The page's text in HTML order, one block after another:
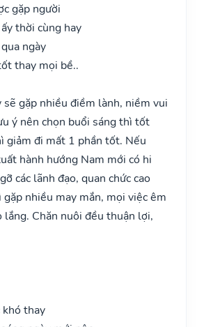
gặp người
thời cùng hay
ngày
thay mọi bề..
sẽ gặp nhiều điềm lành, niềm vui
ý nên chọn buổi sáng thì tốt
giảm đi mất 1 phần tốt. Nếu
hành hướng Nam mới có hi
các lãnh đạo, quan chức cao
nhiều may mắn, mọi việc êm
lắng. Chăn nuôi đều thuận lợi,
thay